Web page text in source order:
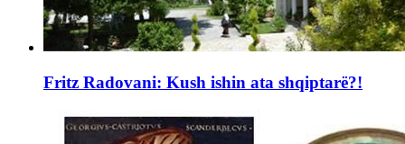
Fritz Radovani: Kush ishin ata shqiptarë?!